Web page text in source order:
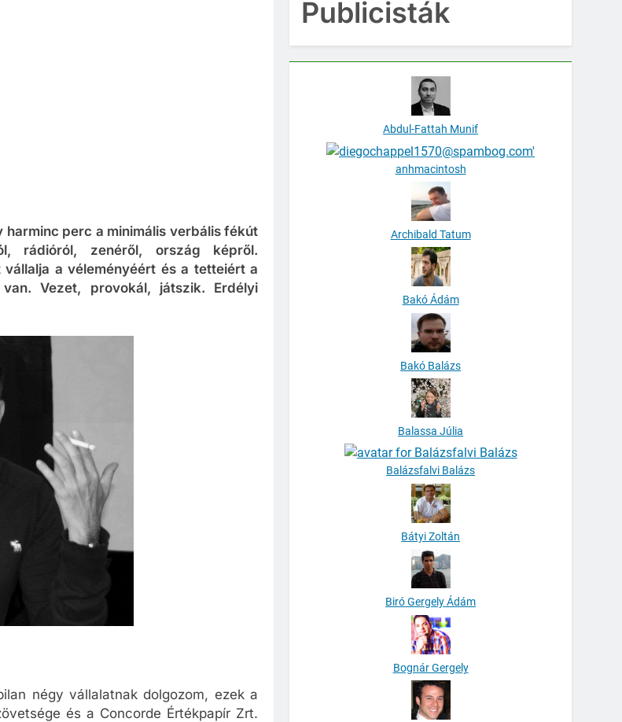
perc a minimális verbális fékút
rádióról, zenéről, ország képről.
a véleményéért és a tetteiért a
Vezet, provokál, játszik. Erdélyi
négy vállalatnak dolgozom, ezek a
és a Concorde Értékpapír Zrt.
Publicisták
Abdul-Fattah Munif
anhmacintosh
Archibald Tatum
Bakó Ádám
Bakó Balázs
Balassa Júlia
Balázsfalvi Balázs
Bátyi Zoltán
Biró Gergely Ádám
Bognár Gergely